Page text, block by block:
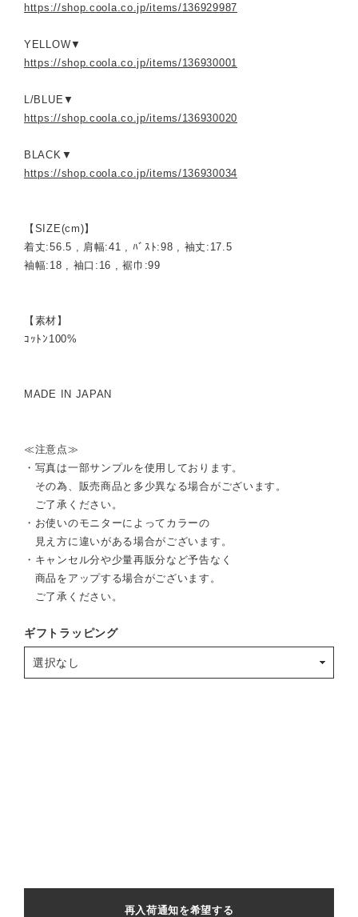
https://shop.coola.co.jp/items/136929987
YELLOW▼
https://shop.coola.co.jp/items/136930001
L/BLUE▼
https://shop.coola.co.jp/items/136930020
BLACK▼
https://shop.coola.co.jp/items/136930034
【SIZE(cm)】
着丈:56.5 , 肩幅:41 , ﾊﾞｽﾄ:98 , 袖丈:17.5
袖幅:18 , 袖口:16 , 裾巾:99
【素材】
ｺｯﾄﾝ100%
MADE IN JAPAN
≪注意点≫
・写真は一部サンプルを使用しております。
その為、販売商品と多少異なる場合がございます。
ご了承ください。
・お使いのモニターによってカラーの
見え方に違いがある場合がございます。
・キャンセル分や少量再販分など予告なく
商品をアップする場合がございます。
ご了承ください。
ギフトラッピング
再入荷通知を希望する